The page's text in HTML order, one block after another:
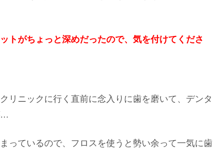
トがちょっと深めだったので、気を付けてくださ
リニックに行く直前に念入りに歯を磨いて、デンタ
…
っているので、フロスを使うと勢い余って一気に歯